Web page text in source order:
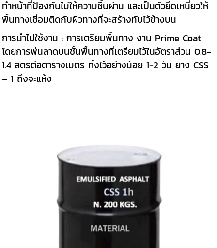
ทำหน้าที่ป้องกันไม่ให้ความชื้นผ่าน และเป็นตัวยึดเหนี่ยวให้
พื้นทางเชื่อมติดกับผิวทางที่จะสร้างทับไว้ข้างบน
การนำไปใช้งาน : การเตรียมพื้นทาง งาน Prime Coat
โดยการพ่นลาดบนชั้นพื้นทางที่เตรียมไว้ในอัตราส่วน 0.8-
1.4 ลิตรต่อตารางเมตร ทิ้งไว้อย่างน้อย 1-2 วัน ยาง CSS
– 1 ถึงจะแห้ง